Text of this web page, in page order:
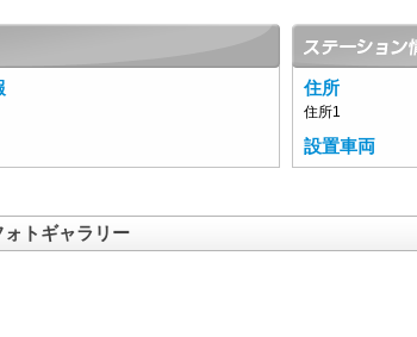
住所
住所1
設置車両
ォトギャラリー